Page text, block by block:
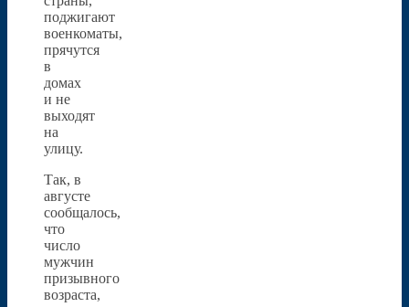
поджигают
военкоматы,
прячутся
в
домах
и не
выходят
на
улицу.
Так, в
августе
сообщалось,
что
число
мужчин
призывного
возраста,